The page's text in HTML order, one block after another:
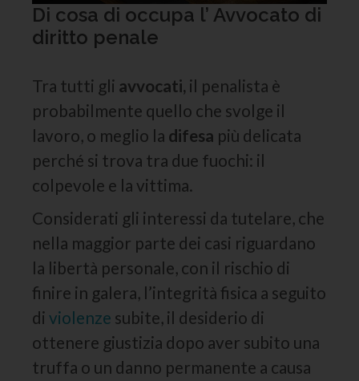
Di cosa di occupa l’ Avvocato di
diritto penale
Tra tutti gli avvocati, il penalista è
probabilmente quello che svolge il
lavoro, o meglio la difesa più delicata
perché si trova tra due fuochi: il
colpevole e la vittima.
Considerati gli interessi da tutelare, che
nella maggior parte dei casi riguardano
la libertà personale, con il rischio di
finire in galera, l’integrità fisica a seguito
di violenze subite, il desiderio di
ottenere giustizia dopo aver subito una
truffa o un danno permanente a causa